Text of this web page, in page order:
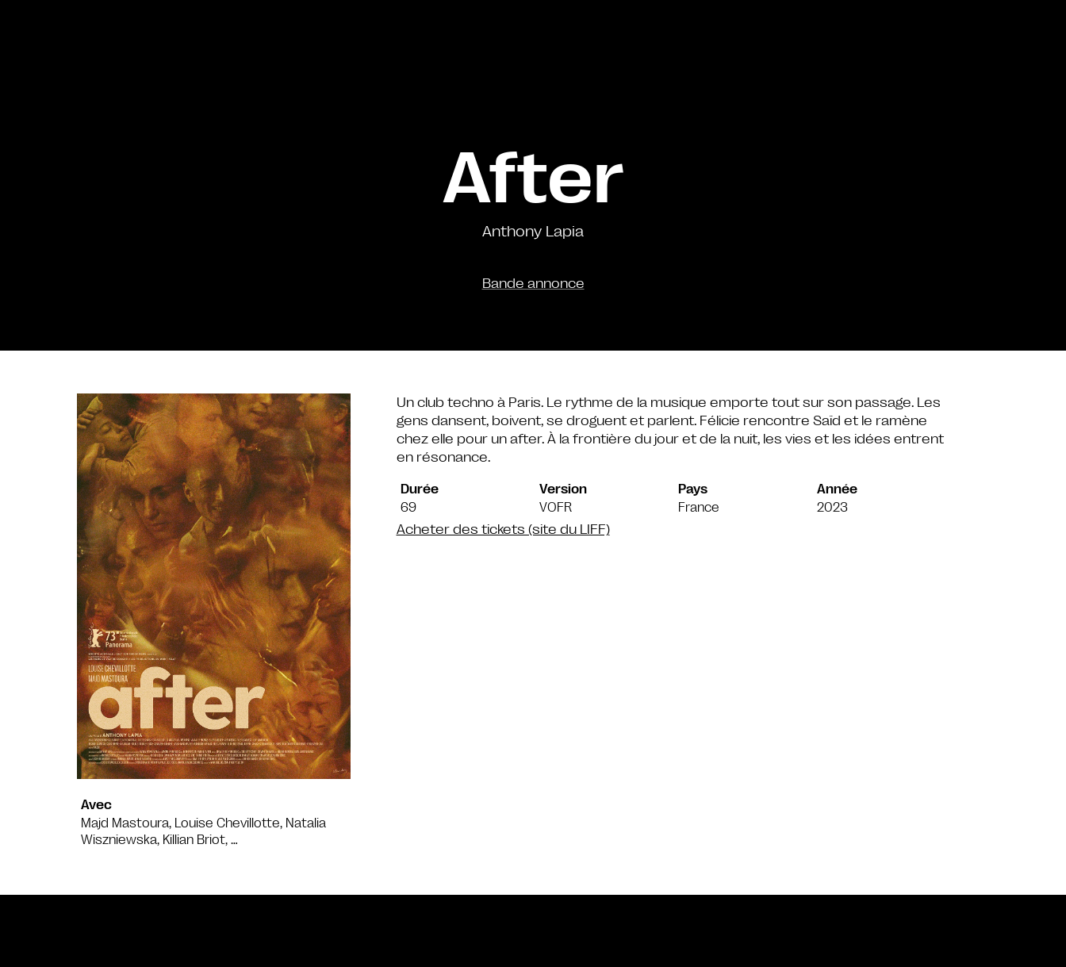
After
Anthony Lapia
Bande annonce
Avec
Majd Mastoura, Louise Chevillotte, Natalia
Wiszniewska, Killian Briot, …
Un club techno à Paris. Le rythme de la musique emporte tout sur son passage. Les
gens dansent, boivent, se droguent et parlent. Félicie rencontre Saïd et le ramène
chez elle pour un after. À la frontière du jour et de la nuit, les vies et les idées entrent
en résonance.
Durée
69
Version
VOFR
Pays
France
Année
2023
Acheter des tickets (site du LIFF)